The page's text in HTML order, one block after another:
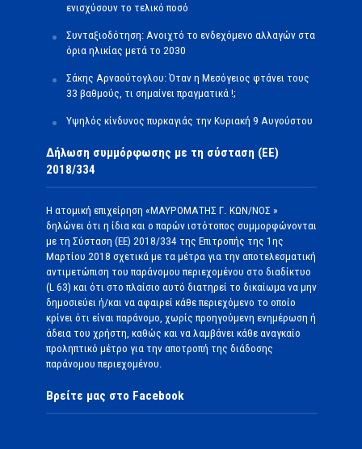
ενισχύσουν το τελικό ποσό
Συνταξιοδότηση: Ανοιχτό το ενδεχόμενο αλλαγών στα
όρια ηλικίας μετά το 2030
Σάκης Αρναούτογλου: Όταν η Μεσόγειος φτάνει τους
33 βαθμούς, τι σημαίνει πραγματικά !;
Υψηλός κίνδυνος πυρκαγιάς την Κυριακή 9 Αυγούστου
Δήλωση συμμόρφωσης με τη σύσταση (ΕΕ)
2018/334
Η ατομική επιχείρηση «ΜΑΥΡΟΜΑΤΗΣ Γ. ΚΩΝ/ΝΟΣ »
δηλώνει ότι η ίδια και ο παρών ιστότοπος συμμορφώνονται
με τη Σύσταση (ΕΕ) 2018/334 της Επιτροπής της 1ης
Μαρτίου 2018 σχετικά με τα μέτρα για την αποτελεσματική
αντιμετώπιση του παράνομου περιεχομένου στο διαδίκτυο
(L 63) και ότι στο πλαίσιο αυτό διατηρεί το δικαίωμα να μην
δημοσιεύει ή/και να αφαιρεί κάθε περιεχόμενο το οποίο
κρίνει ότι είναι παράνομο, χωρίς προηγούμενη ενημέρωση ή
άδεια του χρήστη, καθώς και να λαμβάνει κάθε αναγκαίο
προληπτικό μέτρο για την αποτροπή της διάδοσης
παράνομου περιεχομένου.
Βρείτε μας στο Facebook